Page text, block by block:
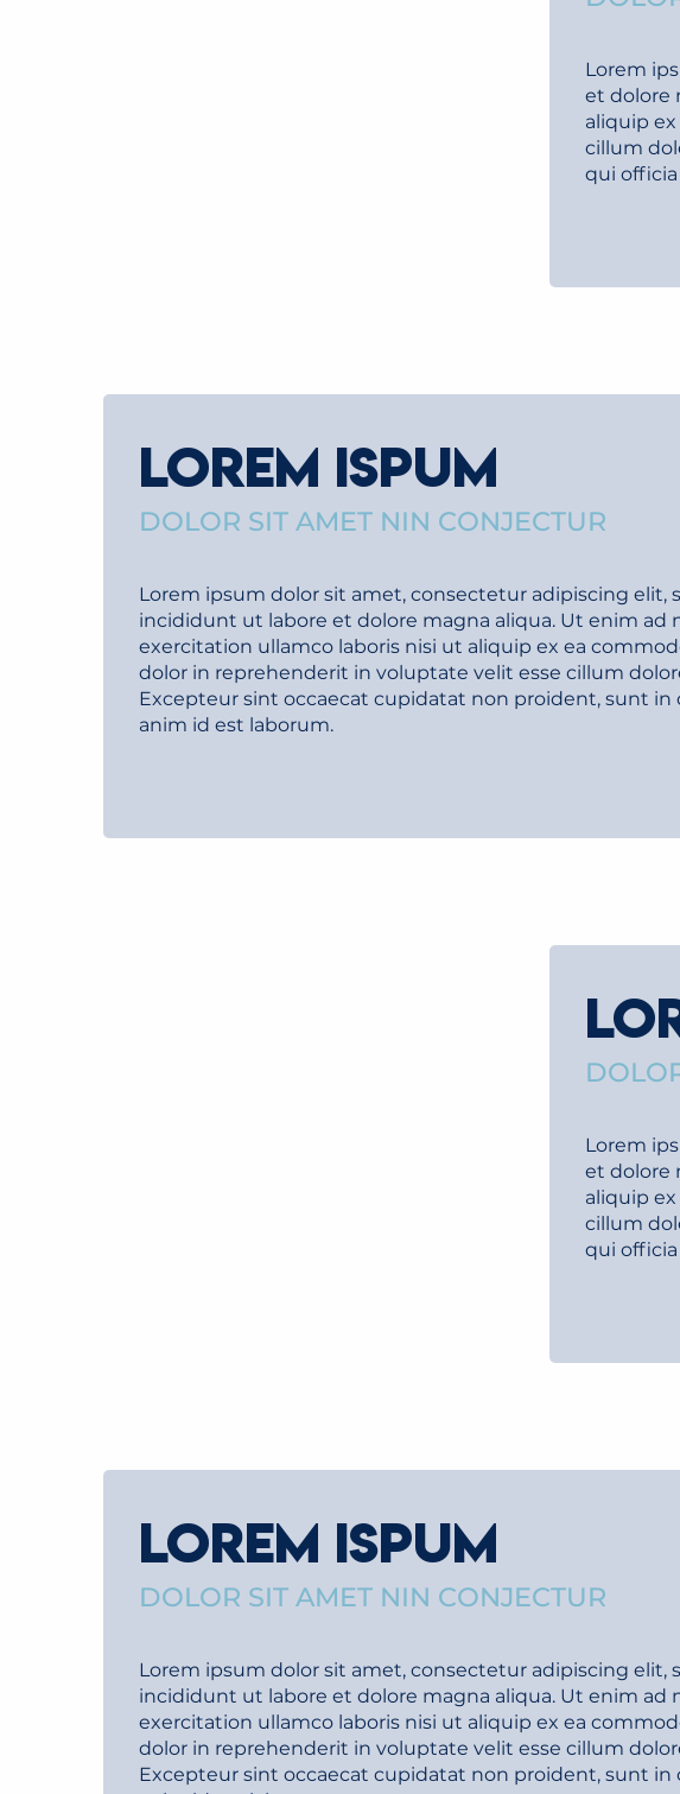
Lorem
et dolore
aliquip
cillum
qui
LOREM ISPUM
DOLOR SIT AMET NIN CONJECTUR
Lorem ipsum dolor sit amet, consectetur adipiscing elit,
incididunt ut labore et dolore magna aliqua. Ut enim ad
exercitation ullamco laboris nisi ut aliquip ex ea
dolor in reprehenderit in voluptate velit esse cillum
Excepteur sint occaecat cupidatat non proident, sunt
anim id est laborum.
Lorem
et dolore
aliquip
cillum
qui
LOREM ISPUM
DOLOR SIT AMET NIN CONJECTUR
Lorem ipsum dolor sit amet, consectetur adipiscing elit,
incididunt ut labore et dolore magna aliqua. Ut enim ad
exercitation ullamco laboris nisi ut aliquip ex ea
dolor in reprehenderit in voluptate velit esse cillum
Excepteur sint occaecat cupidatat non proident, sunt